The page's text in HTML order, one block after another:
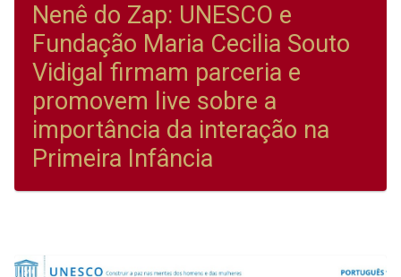
Nenê do Zap: UNESCO e
Fundação Maria Cecilia Souto
Vidigal firmam parceria e
promovem live sobre a
importância da interação na
Primeira Infância